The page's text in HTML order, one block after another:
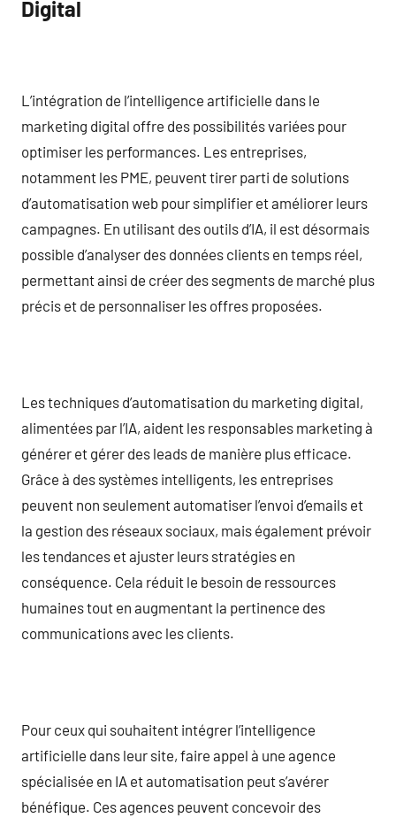
Digital
L’intégration de l’intelligence artificielle dans le
marketing digital offre des possibilités variées pour
optimiser les performances. Les entreprises,
notamment les PME, peuvent tirer parti de solutions
d’automatisation web pour simplifier et améliorer leurs
campagnes. En utilisant des outils d’IA, il est désormais
possible d’analyser des données clients en temps réel,
permettant ainsi de créer des segments de marché plus
précis et de personnaliser les offres proposées.
Les techniques d’automatisation du marketing digital,
alimentées par l’IA, aident les responsables marketing à
générer et gérer des leads de manière plus efficace.
Grâce à des systèmes intelligents, les entreprises
peuvent non seulement automatiser l’envoi d’emails et
la gestion des réseaux sociaux, mais également prévoir
les tendances et ajuster leurs stratégies en
conséquence. Cela réduit le besoin de ressources
humaines tout en augmentant la pertinence des
communications avec les clients.
Pour ceux qui souhaitent intégrer l’intelligence
artificielle dans leur site, faire appel à une agence
spécialisée en IA et automatisation peut s’avérer
bénéfique. Ces agences peuvent concevoir des